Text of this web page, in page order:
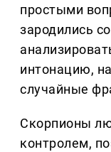
простыми
зародились
интонацию,
случайные
Скорпионы
контролем,